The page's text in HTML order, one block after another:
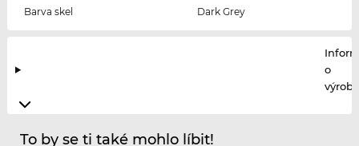
Barva skel
Dark Grey
o
To by se ti také mohlo líbit!